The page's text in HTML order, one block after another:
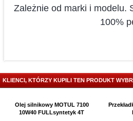
Zależnie od marki i modelu.
100%
KLIENCI, KTÓRZY KUPILI TEN PRODUKT
Olej silnikowy MOTUL 7100
10W40 FULLsyntetyk 4T